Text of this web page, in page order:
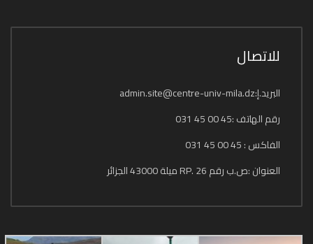
للاتصال
البريد.إ:admin.site@centre-univ-mila.dz
رقم الهاتف :45 00 45 031
الفاكس : 45 00 45 031
العنوان :ص.ب رقم 26 .RP ميلة 43000 الجزائر